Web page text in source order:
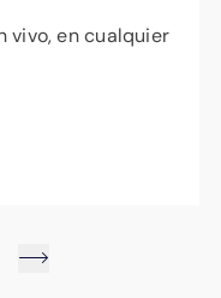
vivo, en cualquier